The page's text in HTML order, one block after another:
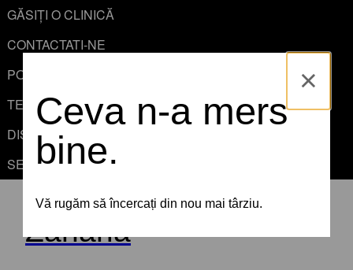
MENIU
Găsiți o clinică
Vizualizarea hartii
Vezi lista
Centru Medical Dr.
Zaharia
×
Ceva n-a mers
bine.
Vă rugăm să încercați din nou mai târziu.
GĂSIȚI O CLINICĂ
CONTACTATI-NE
POLITICA DE CONFIDENȚIALITATE
TERMENI ȘI CONDIȚII
DISCLAIMER
SETĂRI COOKIE-URI